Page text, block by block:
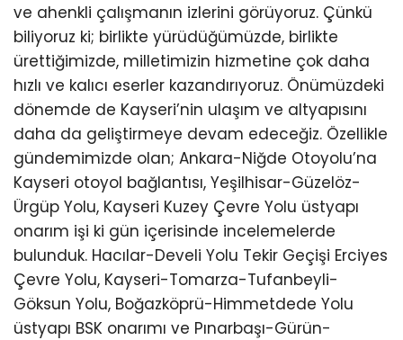
ve ahenkli çalışmanın izlerini görüyoruz. Çünkü
biliyoruz ki; birlikte yürüdüğümüzde, birlikte
ürettiğimizde, milletimizin hizmetine çok daha
hızlı ve kalıcı eserler kazandırıyoruz. Önümüzdeki
dönemde de Kayseri’nin ulaşım ve altyapısını
daha da geliştirmeye devam edeceğiz. Özellikle
gündemimizde olan; Ankara-Niğde Otoyolu’na
Kayseri otoyol bağlantısı, Yeşilhisar-Güzelöz-
Ürgüp Yolu, Kayseri Kuzey Çevre Yolu üstyapı
onarım işi ki gün içerisinde incelemelerde
bulunduk. Hacılar-Develi Yolu Tekir Geçişi Erciyes
Çevre Yolu, Kayseri-Tomarza-Tufanbeyli-
Göksun Yolu, Boğazköprü-Himmetdede Yolu
üstyapı BSK onarımı ve Pınarbaşı-Gürün-